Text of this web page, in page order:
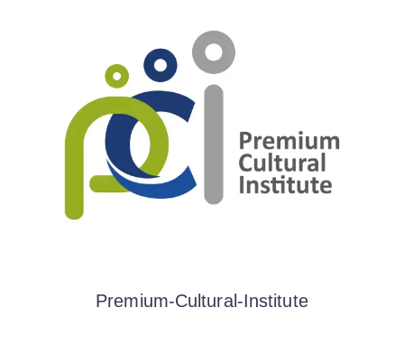
Premium-Cultural-Institute